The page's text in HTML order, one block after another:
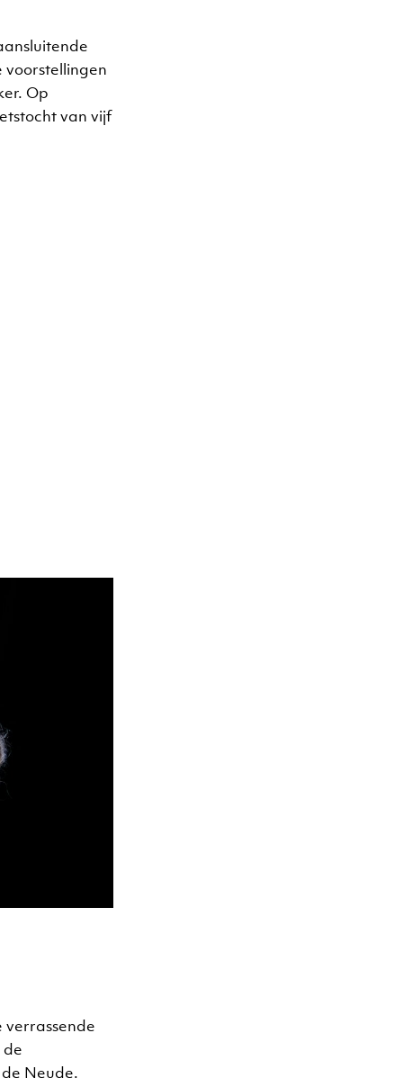
voorstellingen
Op
van vijf
verrassende
de
Neude.